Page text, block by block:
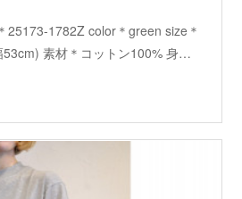
25173-1782Z color＊green size＊
素材＊コットン100% 身…